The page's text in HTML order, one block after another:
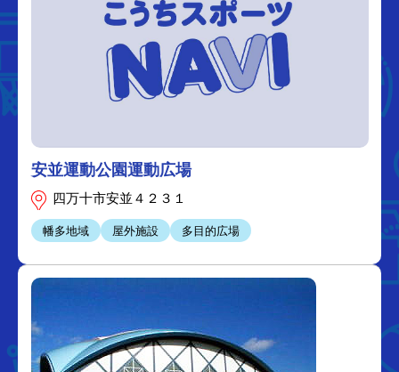
安並運動公園運動広場
四万十市安並４２３１
幡多地域 屋外施設 多目的広場